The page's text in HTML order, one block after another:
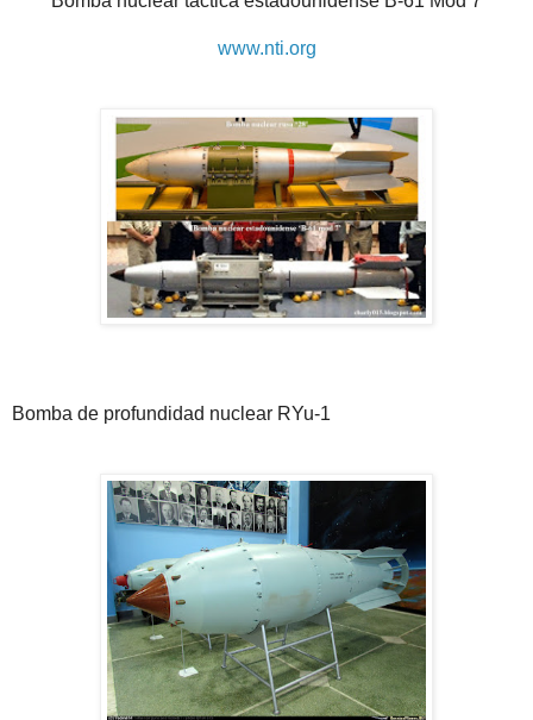
www.nti.org
Bomba de profundidad nuclear RYu-1